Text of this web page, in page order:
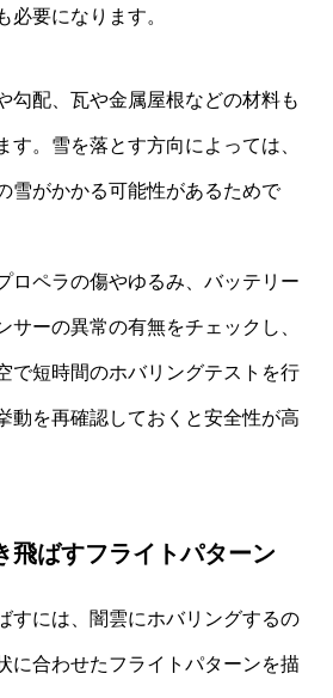
必要になります。
勾配、瓦や金属屋根などの材料も
す。雪を落とす方向によっては、
雪がかかる可能性があるためで
ロペラの傷やゆるみ、バッテリー
サーの異常の有無をチェックし、
で短時間のホバリングテストを行
動を再確認しておくと安全性が高
飛ばすフライトパターン
すには、闇雲にホバリングするの
に合わせたフライトパターンを描